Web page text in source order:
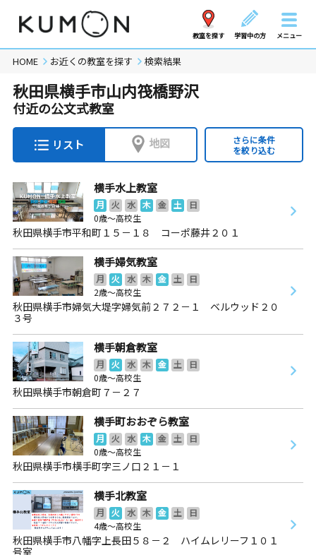
教室を探す 学習中の方 メニュー
HOME お近くの教室を探す 検索結果
秋田県横手市山内筏橋野沢
付近の公文式教室
リスト 地図
さらに条件
を絞り込む
横手水上教室
月 火 水 木 金 土
日
0歳～高校生
秋田県横手市平和町１５－１８ コーポ藤井２０１
横手婦気教室
月 火 水 木 金 土
日
2歳～高校生
秋田県横手市婦気大堤字婦気前２７２－１ ベルウッド２０
３号
横手朝倉教室
月 火 水 木 金 土
日
0歳～高校生
秋田県横手市朝倉町７－２７
横手町おおぞら教室
月 火 水 木 金 土
日
0歳～高校生
秋田県横手市横手町字三ノ口２１－１
横手北教室
月 火 水 木 金 土
日
4歳～高校生
秋田県横手市八幡字上長田５８－２ ハイムレリーフ１０１
号室